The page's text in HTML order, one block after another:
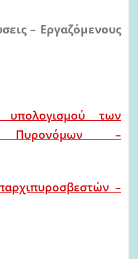
– Εργαζόμενους
υπολογισμού των
–
–